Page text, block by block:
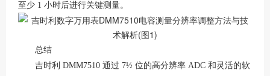
至少 1 小时后进行关键测量。
总结
吉时利 DMM7510 通过 7½ 位的高分辨率 ADC 和灵活的软